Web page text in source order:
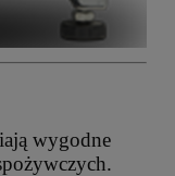
wygodne